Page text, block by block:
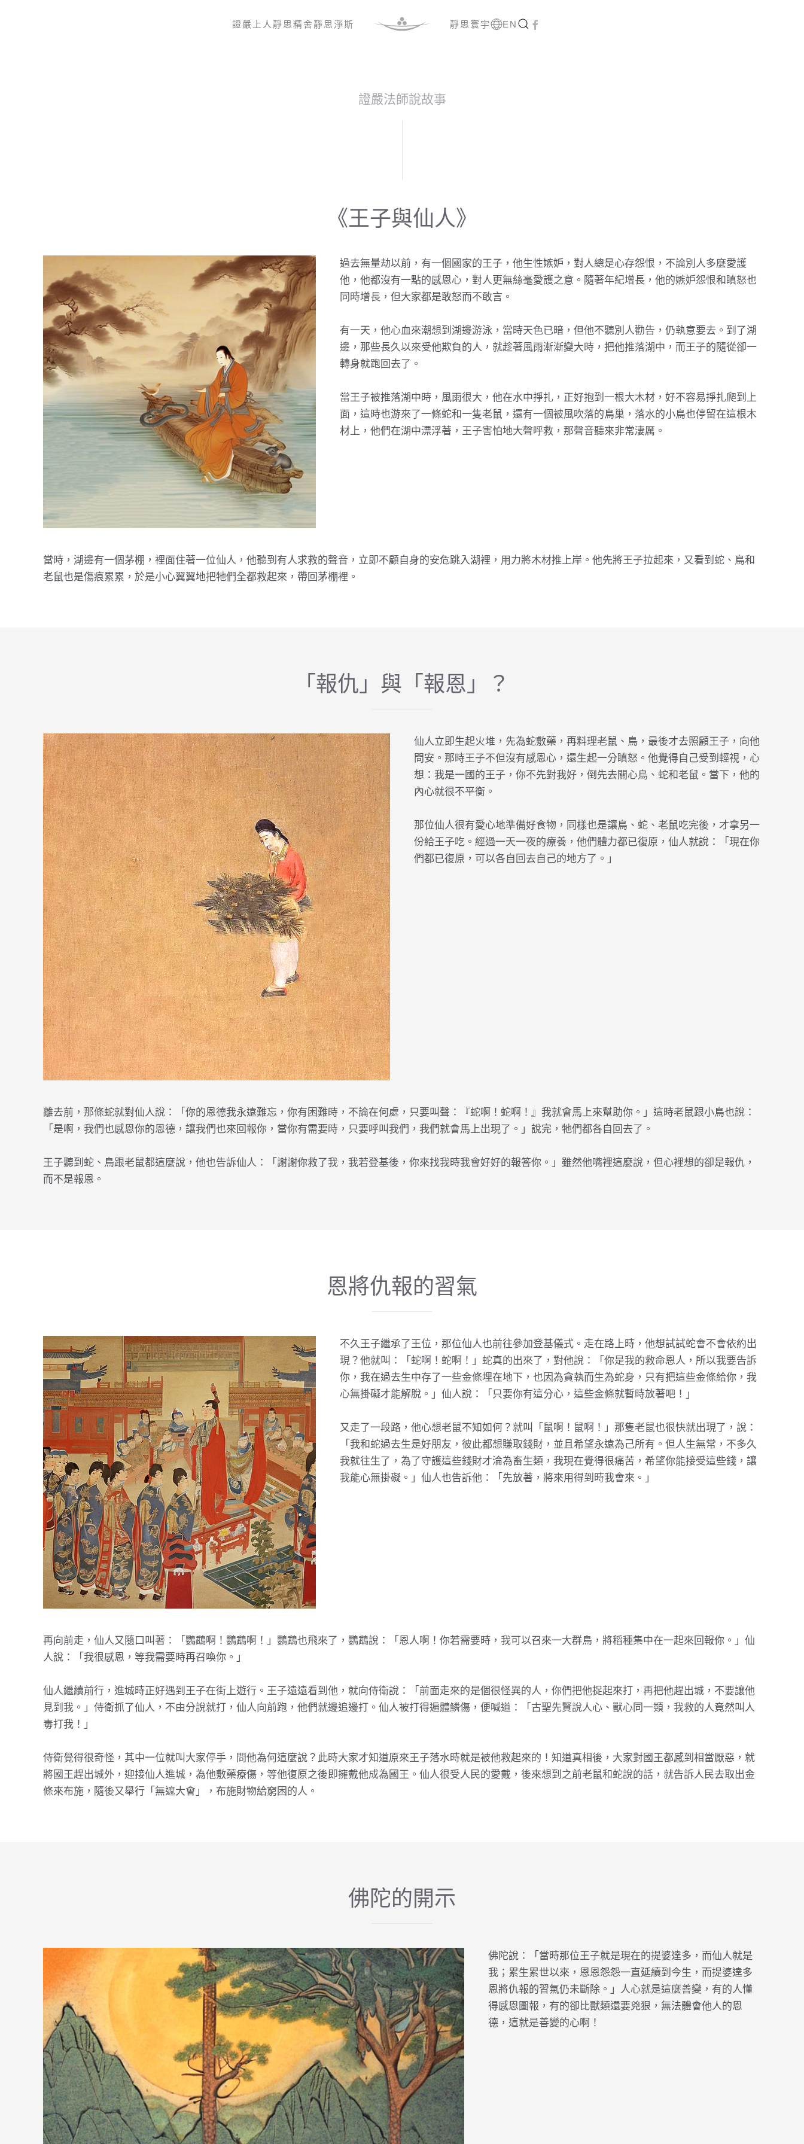
證嚴上人 靜思精舍靜思淨斯 靜思寰宇 EN
證嚴法師說故事
《王子與仙人》
過去無量劫以前，有一個國家的王子，他生性嫉妒，對人總是心存怨恨，不論別人多麼愛護
他，他都沒有一點的感恩心，對人更無絲毫愛護之意。隨著年紀增長，他的嫉妒怨恨和瞋怒也
同時增長，但大家都是敢怒而不敢言。
有一天，他心血來潮想到湖邊游泳，當時天色已暗，但他不聽別人勸告，仍執意要去。到了湖
邊，那些長久以來受他欺負的人，就趁著風雨漸漸變大時，把他推落湖中，而王子的隨從卻一
轉身就跑回去了。
當王子被推落湖中時，風雨很大，他在水中掙扎，正好抱到一根大木材，好不容易掙扎爬到上
面，這時也游來了一條蛇和一隻老鼠，還有一個被風吹落的鳥巢，落水的小鳥也停留在這根木
材上，他們在湖中漂浮著，王子害怕地大聲呼救，那聲音聽來非常淒厲。
當時，湖邊有一個茅棚，裡面住著一位仙人，他聽到有人求救的聲音，立即不顧自身的安危跳入湖裡，用力將木材推上岸。他先將王子拉起來，又看到蛇、鳥和
老鼠也是傷痕累累，於是小心翼翼地把牠們全都救起來，帶回茅棚裡。
「報仇」與「報恩」？
仙人立即生起火堆，先為蛇敷藥，再料理老鼠、鳥，最後才去照顧王子，向他
問安。那時王子不但沒有感恩心，還生起一分瞋怒。他覺得自己受到輕視，心
想：我是一國的王子，你不先對我好，倒先去關心鳥、蛇和老鼠。當下，他的
內心就很不平衡。
那位仙人很有愛心地準備好食物，同樣也是讓鳥、蛇、老鼠吃完後，才拿另一
份給王子吃。經過一天一夜的療養，他們體力都已復原，仙人就說：「現在你
們都已復原，可以各自回去自己的地方了。」
離去前，那條蛇就對仙人說：「你的恩德我永遠難忘，你有困難時，不論在何處，只要叫聲：『蛇啊！蛇啊！』我就會馬上來幫助你。」這時老鼠跟小鳥也說：
「是啊，我們也感恩你的恩德，讓我們也來回報你，當你有需要時，只要呼叫我們，我們就會馬上出現了。」說完，牠們都各自回去了。
王子聽到蛇、鳥跟老鼠都這麼說，他也告訴仙人：「謝謝你救了我，我若登基後，你來找我時我會好好的報答你。」雖然他嘴裡這麼說，但心裡想的卻是報仇，
而不是報恩。
恩將仇報的習氣
不久王子繼承了王位，那位仙人也前往參加登基儀式。走在路上時，他想試試蛇會不會依約出
現？他就叫：「蛇啊！蛇啊！」蛇真的出來了，對他說：「你是我的救命恩人，所以我要告訴
你，我在過去生中存了一些金條埋在地下，也因為貪執而生為蛇身，只有把這些金條給你，我
心無掛礙才能解脫。」仙人說：「只要你有這分心，這些金條就暫時放著吧！」
又走了一段路，他心想老鼠不知如何？就叫「鼠啊！鼠啊！」那隻老鼠也很快就出現了，說：
「我和蛇過去生是好朋友，彼此都想賺取錢財，並且希望永遠為己所有。但人生無常，不多久
我就往生了，為了守護這些錢財才淪為畜生類，我現在覺得很痛苦，希望你能接受這些錢，讓
我能心無掛礙。」仙人也告訴他：「先放著，將來用得到時我會來。」
再向前走，仙人又隨口叫著：「鸚鵡啊！鸚鵡啊！」鸚鵡也飛來了，鸚鵡說：「恩人啊！你若需要時，我可以召來一大群鳥，將稻種集中在一起來回報你。」仙
人說：「我很感恩，等我需要時再召喚你。」
仙人繼續前行，進城時正好遇到王子在街上遊行。王子遠遠看到他，就向侍衛說：「前面走來的是個很怪異的人，你們把他捉起來打，再把他趕出城，不要讓他
見到我。」侍衛抓了仙人，不由分說就打，仙人向前跑，他們就邊追邊打。仙人被打得遍體鱗傷，便喊道：「古聖先賢說人心、獸心同一類，我救的人竟然叫人
毒打我！」
侍衛覺得很奇怪，其中一位就叫大家停手，問他為何這麼說？此時大家才知道原來王子落水時就是被他救起來的！知道真相後，大家對國王都感到相當厭惡，就
將國王趕出城外，迎接仙人進城，為他敷藥療傷，等他復原之後即擁戴他成為國王。仙人很受人民的愛戴，後來想到之前老鼠和蛇說的話，就告訴人民去取出金
條來布施，隨後又舉行「無遮大會」，布施財物給窮困的人。
佛陀的開示
佛陀說：「當時那位王子就是現在的提婆達多，而仙人就是
我；累生累世以來，恩恩怨怨一直延續到今生，而提婆達多
恩將仇報的習氣仍未斷除。」人心就是這麼善變，有的人懂
得感恩圖報，有的卻比獸類還要兇狠，無法體會他人的恩
德，這就是善變的心啊！